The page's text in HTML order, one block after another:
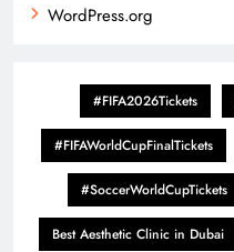
WordPress.org
#FIFA2026Tickets
#FIFAWorldCupFinalTickets
#SoccerWorldCupTickets
Best Aesthetic Clinic in Dubai